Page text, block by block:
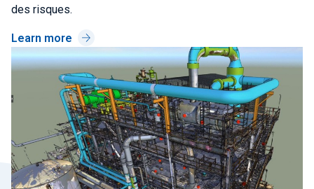
des risques.
Learn more